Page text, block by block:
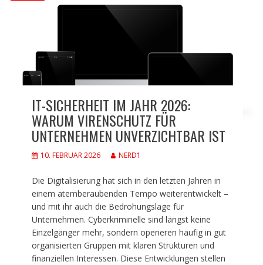
IT-SICHERHEIT IM JAHR 2026:
WARUM VIRENSCHUTZ FÜR
UNTERNEHMEN UNVERZICHTBAR IST
10. FEBRUAR 2026 NERD1
Die Digitalisierung hat sich in den letzten Jahren in
einem atemberaubenden Tempo weiterentwickelt –
und mit ihr auch die Bedrohungslage für
Unternehmen. Cyberkriminelle sind längst keine
Einzelgänger mehr, sondern operieren häufig in gut
organisierten Gruppen mit klaren Strukturen und
finanziellen Interessen. Diese Entwicklungen stellen